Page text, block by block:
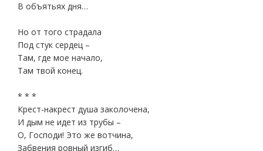
В объятьях дня…
Но от того страдала
Под стук сердец –
Там, где мое начало,
Там твой конец.
* * *
Крест-накрест душа заколочена,
И дым не идет из трубы –
О, Господи! Это же вотчина,
Забвения ровный изгиб…